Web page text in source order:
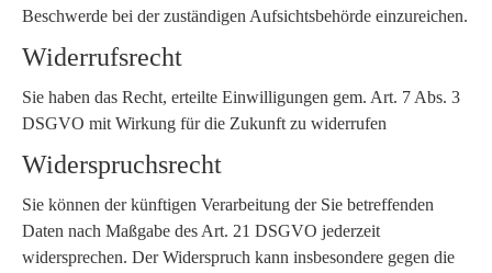
Beschwerde bei der zuständigen Aufsichtsbehörde einzureichen.
Widerrufsrecht
Sie haben das Recht, erteilte Einwilligungen gem. Art. 7 Abs. 3
DSGVO mit Wirkung für die Zukunft zu widerrufen
Widerspruchsrecht
Sie können der künftigen Verarbeitung der Sie betreffenden
Daten nach Maßgabe des Art. 21 DSGVO jederzeit
widersprechen. Der Widerspruch kann insbesondere gegen die